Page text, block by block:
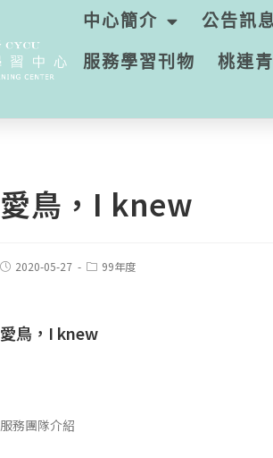
中心簡介
公告訊
服務學習刊物
桃連
愛鳥，I knew
2020-05-27 99年度
愛鳥，I knew
服務團隊介紹